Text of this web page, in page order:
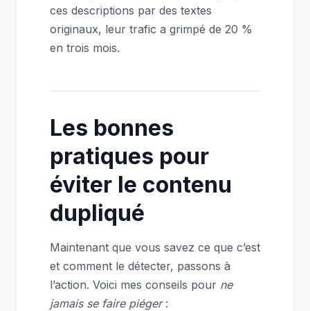
ces descriptions par des textes
originaux, leur trafic a grimpé de 20 %
en trois mois.
Les bonnes
pratiques pour
éviter le contenu
dupliqué
Maintenant que vous savez ce que c’est
et comment le détecter, passons à
l’action. Voici mes conseils pour ne
jamais se faire piéger: